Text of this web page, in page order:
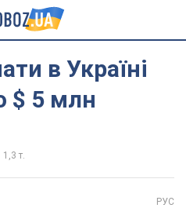
в Україні
$ 5 млн
1,3 т.
РУС